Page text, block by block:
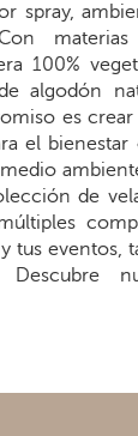
spray,
100%
algodón
es
el
de
tus